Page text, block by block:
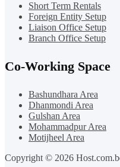
Short Term Rentals
Foreign Entity Setup
Liaison Office Setup
Branch Office Setup
Co-Working Space
Bashundhara Area
Dhanmondi Area
Gulshan Area
Mohammadpur Area
Motijheel Area
Copyright © 2026